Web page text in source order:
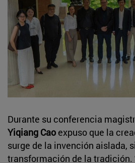
Durante su conferencia
Yiqiang Cao expuso que la
surge de la invención aislada,
transformación de la tradición.